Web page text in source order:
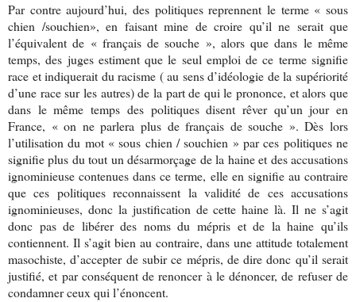
Par contre aujourd’hui, des politiques reprennent le terme « sous
chien /souchien», en faisant mine de croire qu’il ne serait que
l’équivalent de « français de souche », alors que dans le même
temps, des juges estiment que le seul emploi de ce terme signifie
race et indiquerait du racisme ( au sens d’idéologie de la supériorité
d’une race sur les autres) de la part de qui le prononce, et alors que
dans le même temps des politiques disent rêver qu’un jour en
France, « on ne parlera plus de français de souche ». Dès lors
l’utilisation du mot « sous chien / souchien » par ces politiques ne
signifie plus du tout un désarmorçage de la haine et des accusations
ignominieuse contenues dans ce terme, elle en signifie au contraire
que ces politiques reconnaissent la validité de ces accusations
ignominieuses, donc la justification de cette haine là. Il ne s’agit
donc pas de libérer des noms du mépris et de la haine qu’ils
contiennent. Il s’agit bien au contraire, dans une attitude totalement
masochiste, d’accepter de subir ce mépris, de dire donc qu’il serait
justifié, et par conséquent de renoncer à le dénoncer, de refuser de
condamner ceux qui l’énoncent.